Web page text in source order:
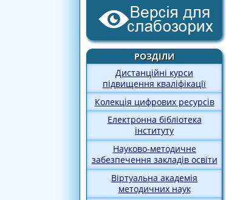
РОЗДІЛИ
Дистанційні курси
підвищення кваліфікації
Колекція цифрових ресурсів
Електронна бібліотека
інституту
Науково-методичне
забезпечення закладів освіти
Віртуальна академія
методичних наук